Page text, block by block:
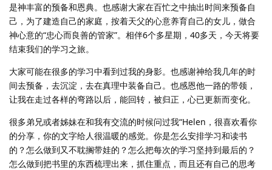
是神丰富的预备和恩典。也感谢大家在百忙之中抽出时间来预备自
己，为了建造自己的家庭，按着天父的心意养育自己的女儿，做合
神心意的“忠心而良善的管家”。相伴6个多星期，40多天，今天将要
结束我们的学习之旅。
大家可能在很多的学习中看到过我的身影。也感谢神给我几年的时
间去预备，去沉淀，去在真理中装备自己。也感恩他一路的带领，
让我在走过各样的弯路以后，能回转，被归正，心已更新而变化。
很多弟兄或者姊妹在和我有交流的时候问过我“Helen，很喜欢看你
的分享，你的文字给人很温暖的感觉。你是怎么安排学习和读书
的？怎么做到又不耽搁带娃的？怎么把每次的学习坚持到最后的？
怎么做到把书里的东西梳理出来，抓住重点，而且还有自己的思考